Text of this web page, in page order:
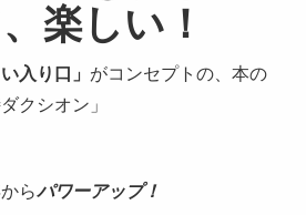
楽しい！
入り口」 がコンセプトの、本の
クシオン」
らパワーアップ！